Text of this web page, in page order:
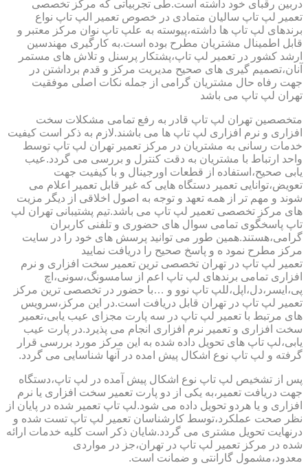
دربین رقبای خود داشته است.طی تجربیاتی که مرکز تخصصی
تعمیر لپ تاپ سالیان متمادی در خصوص تعمیر الپ تاپ نواع
برندهای لپ تاپ ها داشته،پیوسته به علپ تاپ نوان مرکز معتبر و
قابل اطمینال مشتریان مطرح بوده است.به کارگیری مهندسین
ارشد کشور در تعمیر لپ تاپ،پشتکار پرسنل و تلاش های مستمر
آنان،تصمیم گیری های صحیح مدیریت مرکز و قدم برداشتن در
جهت رفاه حال مشتریان گرامی از جمله نکات اصلی موفقیت
تهران لپ تاپ می باشد
متخصصین تهران لپ تاپ قادر به رفع تمامی مشکلات سخت
افزاری و نرم افزاری لپ تاپ ها می باشند.لازم به ذکر است کیفیت
خدمات رسانی به مشتریان در مرکز تعمیر تهران لپ تاپ توسط
واحد ارتباط با مشتریان به دقت کنترل و بررسی می گردد.عیب
یابی صحیح،استفاده از قطعات اورجینال و با کیفیت جهت
تعویض،توانایی تعمیر دستگاه هایی که غیر قابل تعمیر اعلام می
شوند و مهم تر از همه تعهد و توجه به اصول اخلاقی از دیگر مزیت
های مرکز تخصصی تعمیر لپ تاپ می باشد.تیم پشتیبانی تهران لپ
تاپ پاسخگوی تمامی سوال های حضوری و تلفنی کاربران
گرامی،هستند.همین طور می توانید پرسش های خود را در سایت
مرکز مطرح نمود ه و پاسخ صحیح را دریافت نمایید
تعمیر لپ تاپ در تهران تخصصی ترین تعمیر سخت افزاری و نرم
افزاری تمامی برندهای لپ تاپ اعم از سامسونگ،سونی،اچ
پی،ایسر،دل،اپل،للپ تاپ نوو و …با حضور در تخصصی ترین مرکز
تعمیر لپ تاپ در تهران قابل دریافت است.در این مرکز،سرویس
های مرتبط با تعمیر لپ تاپ در سه پارت مجزای عیب یابی،تعمیر
سخت افزاری و تعمیر نرم افزاری انجام می پذیرد.در پارت عیب
یابی،لپ تاپ های تحویل داده شده به این مرکز مورد بررسی قرار
گرفته و لپ تاپ نوع اشکال پیش امده در آنها شناسایی می گردد.
پس از تشخیص لپ تاپ نوع اشکال پیش آمده در لپ تاپ،دستگاه
جهت دریافت تعمیر،به یکی از دو پارت تعمیر سخت افزاری یا نرم
افزاری و یا هردو تحویل داده می شود.لپ تاپ تعمیر شده در پایان از
نظر صحت عملکرد،توسط کارشناسان تعمیر لپ تاپ تست شده و
درنهایت تحویل مشتری می گردد.شایان ذکر است کلیه خدمات ارائه
شده در مرکز تعمیر لپ تاپ در تهران،جز در مواردی
معدود،مشمول گارانتی و ضمانت است.